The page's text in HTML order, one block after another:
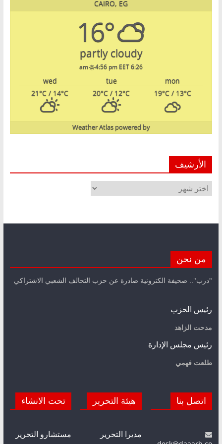
CAIRO, EG
16°
partly cloudy
6:26 am
4:56 pm EET
mon
tue
wed
19°C/ 13°C
20°C / 12°C
21°C / 14°C
powered by
Weather Atlas
الأرشيف
الأرشيف
من نحن
"درب".. صحيفة الكترونية صادرة عن حزب التحالف الشعبي الاشتراكي
رئيس الحزب
مدحت الزاهد
رئيس مجلس الإدارة
طلعت فهمي
اتصل بنا هيئة التحرير
مديرا التحرير
تحت الانشاء
مستشارو التحرير